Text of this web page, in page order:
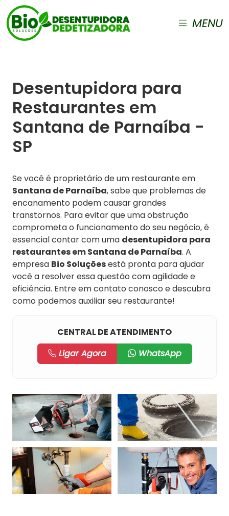
MENU
Desentupidora para
Restaurantes em
Santana de Parnaíba -
SP
Se você é proprietário de um restaurante em
Santana de Parnaíba, sabe que problemas de
encanamento podem causar grandes
transtornos. Para evitar que uma obstrução
comprometa o funcionamento do seu negócio, é
essencial contar com uma desentupidora para
restaurantes em Santana de Parnaíba. A
empresa Bio Soluçõesestá pronta para ajudar
você a resolver essa questão com agilidade e
eficiência. Entre em contato conosco e descubra
como podemos auxiliar seu restaurante!
CENTRAL DE ATENDIMENTO
Ligar Agora
WhatsApp